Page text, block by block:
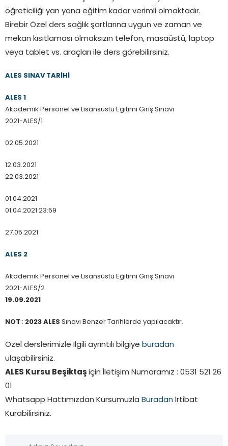
öğreticiliği yan yana eğitim kadar verimli olmaktadır.
Birebir Özel ders sağlık şartlarına uygun ve zaman ve
mekan kısıtlaması olmaksızın telefon, masaüstü, laptop
veya tablet vs. araçları ile ders görebilirsiniz.
ALES SINAV TARİHİ
ALES 1
Akademik Personel ve Lisansüstü Eğitimi Giriş Sınavı
2021-ALES/1
02.05.2021
12.03.2021
22.03.2021
01.04.2021
01.04.2021 23:59
27.05.2021
ALES 2
Akademik Personel ve Lisansüstü Eğitimi Giriş Sınavı
2021-ALES/2
19.09.2021
NOT : 2023 ALES Sınavı Benzer Tarihlerde yapılacaktır.
Özel derslerimizle İlgili ayrıntılı bilgiye buradan
ulaşabilirsiniz.
ALES Kursu Beşiktaş için İletişim Numaramız : 0531 521 26
01
Whatsapp Hattımızdan Kursumuzla Buradan İrtibat
Kurabilirsiniz.